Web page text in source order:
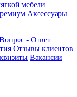
мебели
Аксессуары
Вопрос - Ответ
Отзывы клиентов
Вакансии